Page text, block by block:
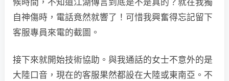
候時間，不知道江湖傳言到底是不是真的？就在我獨
自神傷時，電話竟然就響了！可惜我興奮得忘記留下
客服專員來電的截圖。
接下來就開始技術協助。與我通話的女士不意外的是
大陸口音，現在的客服果然都設在大陸或東南亞。不